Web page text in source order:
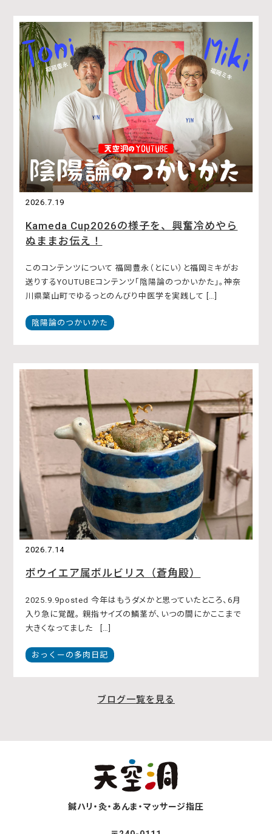
2026.7.19
Kameda Cup2026の様子を、興奮冷めやら
ぬままお伝え！
このコンテンツについて 福岡豊永（とにい）と福岡ミキがお
送りするYOUTUBEコンテンツ「陰陽論のつかいかた」。神奈
川県葉山町でゆるっとのんびり中医学を実践して […]
陰陽論のつかいかた
2026.7.14
ボウイエア属ボルビリス（蒼角殿）
2025.9.9posted 今年はもうダメかと思っていたところ、6月
入り急に覚醒。 親指サイズの鱗茎が、いつの間にかここまで
大きくなってました […]
おっくーの多肉日記
ブログ一覧を見る
鍼ハリ・灸・あんま・マッサージ指圧